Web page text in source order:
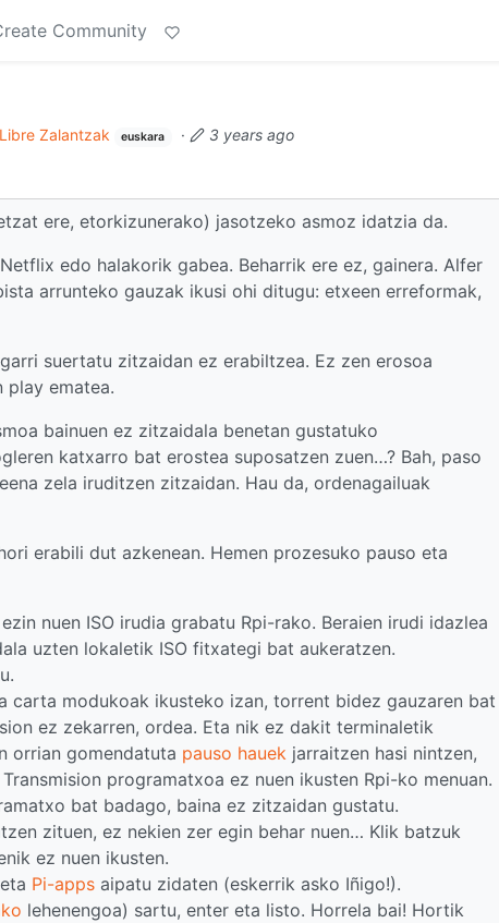
Community
Zalantzak euskara ·
3 years ago
ere, etorkizunerako) jasotzeko asmoz idatzia da.
edo halakorik gabea. Beharrik ere ez, gainera. Alfer
arrunteko gauzak ikusi ohi ditugu: etxeen erreformak,
suertatu zitzaidan ez erabiltzea. Ez zen erosoa
ematea.
bainuen ez zitzaidala benetan gustatuko
katxarro bat erostea suposatzen zuen…? Bah, paso
zela iruditzen zitzaidan. Hau da, ordenagailuak
erabili dut azkenean. Hemen prozesuko pauso eta
nuen ISO irudia grabatu Rpi-rako. Beraien irudi idazlea
uzten lokaletik ISO fitxategi bat aukeratzen.
carta modukoak ikusteko izan, torrent bidez gauzaren bat
ez zekarren, ordea. Eta nik ez dakit terminaletik
orrian gomendatuta pauso hauek jarraitzen hasi nintzen,
programatxoa ez nuen ikusten Rpi-ko menuan.
bat badago, baina ez zitzaidan gustatu.
zituen, ez nekien zer egin behar nuen… Klik batzuk
ez nuen ikusten.
eta Pi-apps aipatu zidaten (eskerrik asko Iñigo!).
lehenengoa) sartu, enter eta listo. Horrela bai! Hortik